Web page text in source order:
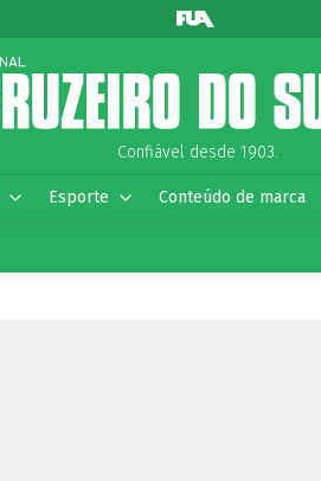
Confiável desde 1903.
Esporte Conteúdo de marca